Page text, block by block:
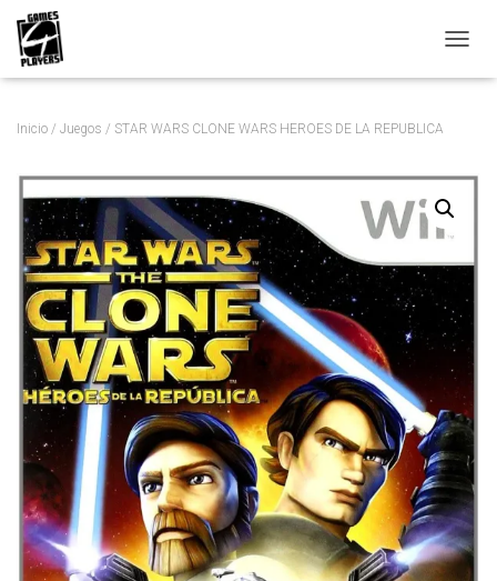
A
R
O
G
A
C
I
Ó
N
Inicio / Juegos / STAR WARS CLONE WARS HEROES DE LA REPUBLICA